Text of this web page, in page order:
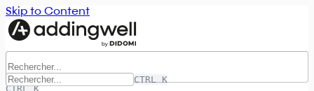
Skip to Content
CTRL K
CTRL K